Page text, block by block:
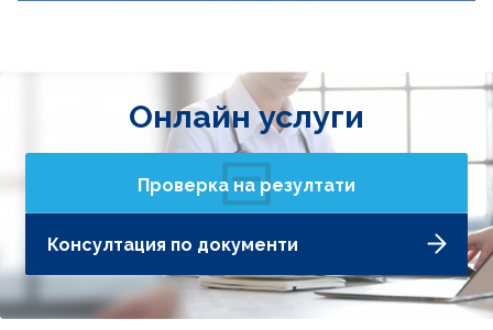
Онлайн услуги
Проверка на резултати
Консултация по документи